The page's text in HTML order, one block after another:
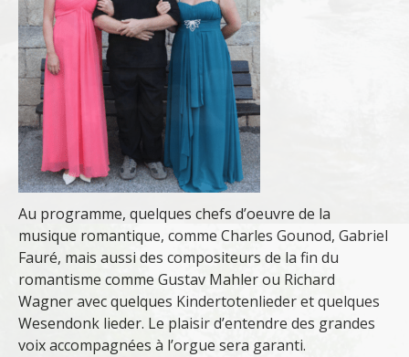
Au programme, quelques chefs d’oeuvre de la
musique romantique, comme Charles Gounod, Gabriel
Fauré, mais aussi des compositeurs de la fin du
romantisme comme Gustav Mahler ou Richard
Wagner avec quelques Kindertotenlieder et quelques
Wesendonk lieder. Le plaisir d’entendre des grandes
voix accompagnées à l’orgue sera garanti.